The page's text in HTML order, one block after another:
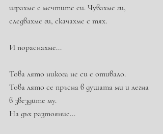
играхме с мечтите си. Чувахме ги,
следвахме ги, скачахме с тях.
И пораснахме...
Това лято никога не си е отивало.
Това лято се пръсна в душата ми и легна
в звездите му.
На дъх разтояние...